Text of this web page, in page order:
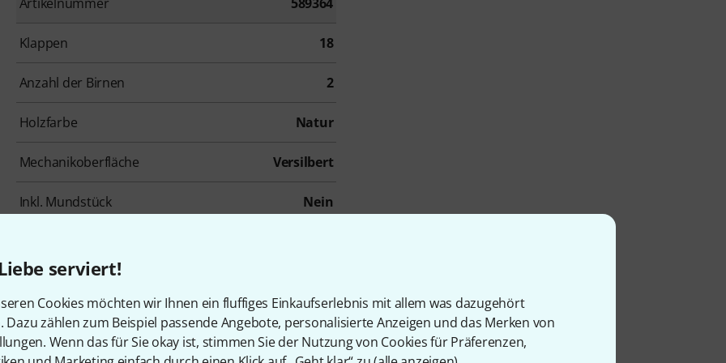
serviert!
Cookies möchten wir Ihnen ein fluffiges Einkaufserlebnis mit allem was dazugehört
Dazu zählen zum Beispiel passende Angebote, personalisierte Anzeigen und das Merken von
Wenn das für Sie okay ist, stimmen Sie der Nutzung von Cookies für Präferenzen,
Artikelnummer 589364
Klappen 18
Anzahl der Birnen 2
Holzfarbe Natur
Mechanikoberfläche Versilbert
Inkl. Mundstück Nein
& passende Artikel